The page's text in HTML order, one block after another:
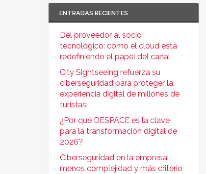
ENTRADAS RECIENTES
Del proveedor al socio
tecnológico: cómo el cloud está
redefiniendo el papel del canal
City Sightseeing refuerza su
ciberseguridad para proteger la
experiencia digital de millones de
turistas
¿Por qué DESPACE es la clave
para la transformación digital de
2026?
Ciberseguridad en la empresa:
menos complejidad y más criterio